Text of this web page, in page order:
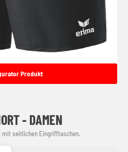
Produkt
- DAMEN
mit seitlichen Eingrifftaschen.